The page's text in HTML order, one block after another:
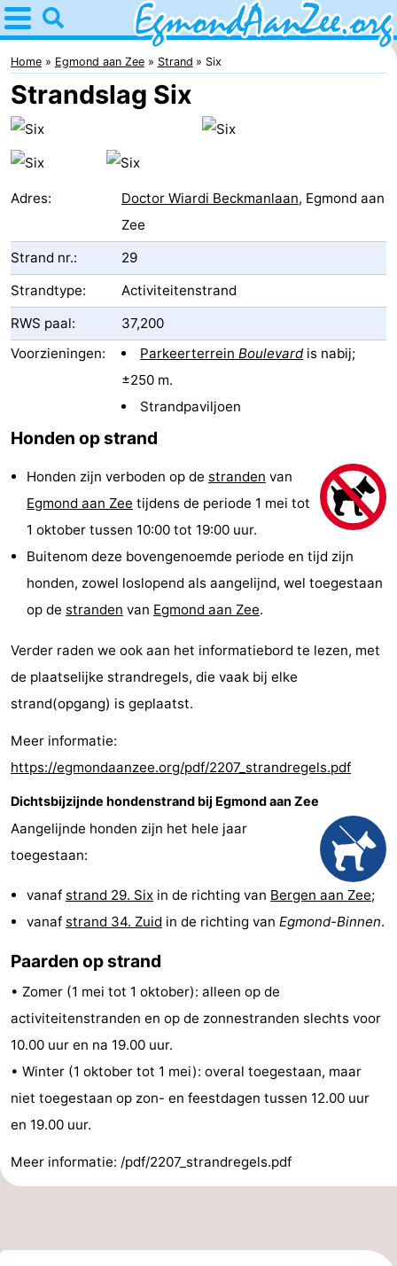
Home
Egmond
aan
Zee
Tips
Voor
Appartementen
-
De
-
breakfasts)
Hotels
Vakantiehuizen
Buiten
Bergen
De
Woudhoeve
-
Duinpark
Egmond
-
Kustpark
Egmond
Zee
Last
minutes
Strand
&
doen
Bezienswaardigheden
-
Uitkijkpunten
Attracties
Speeltuinen
-
Home Egmond aan Zee Strand Six
Strandslag Six
Adres: Doctor Wiardi Beckmanlaan, Egmond aan
Zee
Strand nr.:
29
Strandtype:
Activiteitenstrand
RWS paal:
37,200
Voorzieningen:
ParkeerterreinBoulevardis nabij;
±250 m.
Strandpaviljoen
Honden op strand
Honden zijn verboden op de stranden van
Egmond aan Zee tijdens de periode 1 mei tot
1 oktober tussen 10:00 tot 19:00 uur.
Buitenom deze bovengenoemde periode en tijd zijn
honden, zowel loslopend als aangelijnd, wel toegestaan
op de stranden van Egmond aan Zee.
Verder raden we ook aan het informatiebord te lezen, met
de plaatselijke strandregels, die vaak bij elke
strand(opgang) is geplaatst.
Meer informatie:
https://egmondaanzee.org/pdf/2207_strandregels.pdf
Dichtsbijzijnde hondenstrand bij Egmond aan Zee
Aangelijnde honden zijn het hele jaar
toegestaan:
vanaf strand 29. Six in de richting van Bergen aan Zee;
vanaf strand 34. Zuid in de richting van Egmond-Binnen.
Paarden op strand
• Zomer (1 mei tot 1 oktober): alleen op de
activiteitenstranden en op de zonnestranden slechts voor
10.00 uur en na 19.00 uur.
• Winter (1 oktober tot 1 mei): overal toegestaan, maar
niet toegestaan op zon- en feestdagen tussen 12.00 uur
en 19.00 uur.
Meer informatie: /pdf/2207_strandregels.pdf